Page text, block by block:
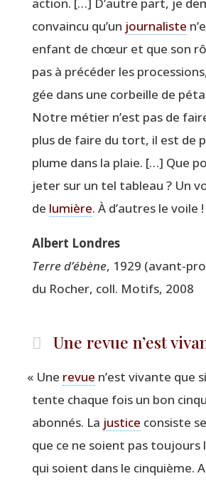
convain­cu qu’un jour­na­liste
enfant de chœur et que son
pas à pré­cé­der les
gée dans une cor­beille de
Notre métier n’est pas de
plus de faire du tort, il est de
plume dans la plaie. […] Que
jeter sur un tel tableau ? Un
de lumière. À d’autres le voile !
Albert Londres
Terre d’ébène, 1929 (avant-
du Rocher, coll. Motifs, 2008
Une revue n’est
« Une revue n’est vivante que
tente chaque fois un bon
abon­nés. La jus­tice consiste
que ce ne soient pas tou­jours
qui soient dans le cin­quième.